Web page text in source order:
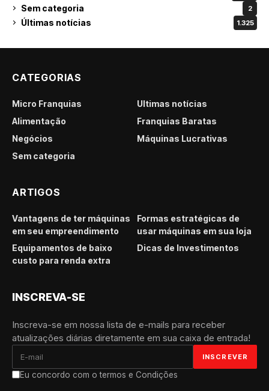
Sem categoria 2
Últimas notícias 1.325
CATEGORIAS
Micro Franquias
Últimas notícias
Alimentação
Franquias Baratas
Negócios
Máquinas Lucrativas
Sem categoria
ARTIGOS
Vantagens de ter máquinas
em seu empreendimento
Formas estratégicas de
usar máquinas em sua loja
Equipamentos de baixo
custo para renda extra
Dicas de Investimentos
INSCREVA-SE
Inscreva-se em nossa lista de e-mails para receber
atualizações diárias diretamente em sua caixa de entrada!
Eu concordo com o termos e Condições